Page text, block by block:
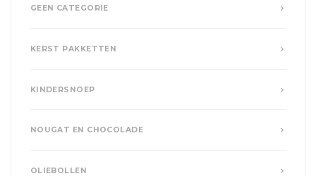
GEEN CATEGORIE
KERST PAKKETTEN
KINDERSNOEP
NOUGAT EN CHOCOLADE
OLIEBOLLEN